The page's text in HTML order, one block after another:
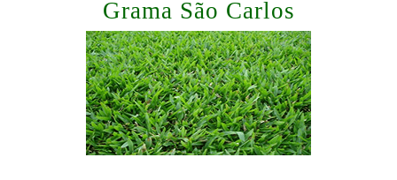
Grama São Carlos